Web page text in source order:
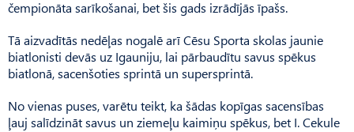
čempionāta sarīkošanai, bet šis gads izrādījās īpašs.
Tā aizvadītās nedēļas nogalē arī Cēsu Sporta skolas jaunie
biatlonisti devās uz Igauniju, lai pārbaudītu savus spēkus
biatlonā, sacenšoties sprintā un supersprintā.
No vienas puses, varētu teikt, ka šādas kopīgas sacensības
ļauj salīdzināt savus un ziemeļu kaimiņu spēkus, bet I. Cekule